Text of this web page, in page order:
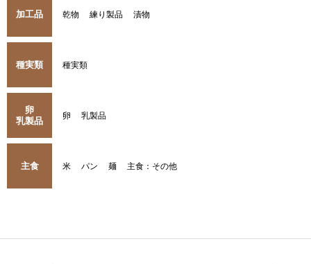
加工品 乾物 練り製品 漬物
種実類 種実類
卵
乳製品
卵 乳製品
主食 米 パン 麺 主食：その他